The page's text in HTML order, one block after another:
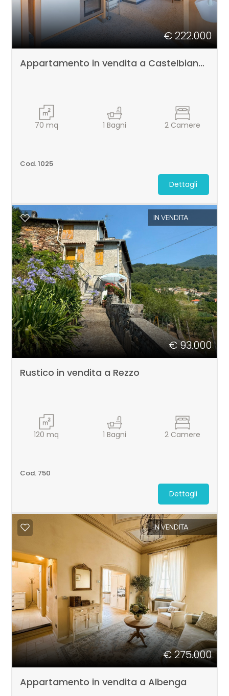
€ 222.000
Appartamento in vendita a Castelbianco
70 mq 1 Bagni 2 Camere
Cod. 1025
Dettagli
IN VENDITA
€ 93.000
Rustico in vendita a Rezzo
120 mq 1 Bagni 2 Camere
Cod. 750
Dettagli
IN VENDITA
€ 275.000
Appartamento in vendita a Albenga